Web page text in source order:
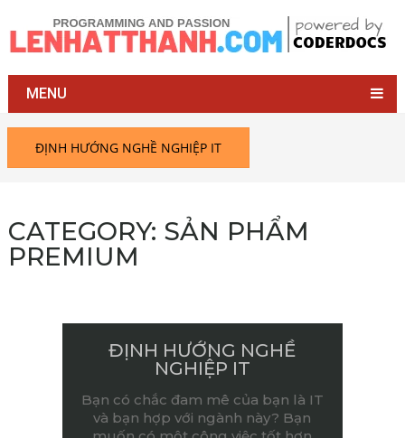
MENU
ĐỊNH HƯỚNG NGHỀ NGHIỆP IT
CATEGORY: SẢN PHẨM
PREMIUM
ĐỊNH HƯỚNG NGHỀ
NGHIỆP IT
Bạn có chắc đam mê của bạn là IT
và bạn hợp với ngành này? Bạn